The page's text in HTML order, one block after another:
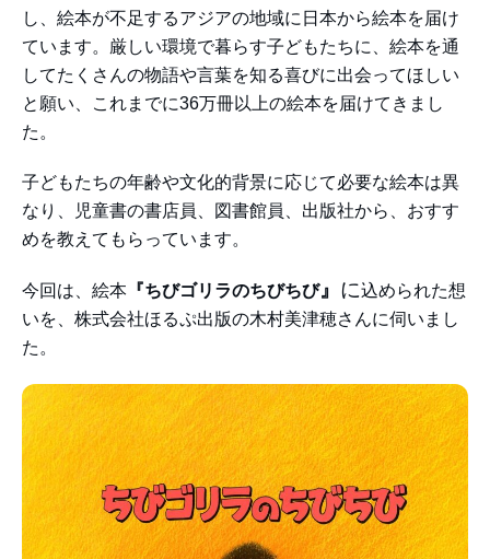
し、絵本が不足するアジアの地域に日本から絵本を届け
ています。厳しい環境で暮らす子どもたちに、絵本を通
してたくさんの物語や言葉を知る喜びに出会ってほしい
と願い、これまでに36万冊以上の絵本を届けてきまし
た。
子どもたちの年齢や文化的背景に応じて必要な絵本は異
なり、児童書の書店員、図書館員、出版社から、おすす
めを教えてもらっています。
今回は、絵本 『ちびゴリラのちびちび』 に込められた想
いを、株式会社ほるぷ出版の木村美津穂さんに伺いまし
た。